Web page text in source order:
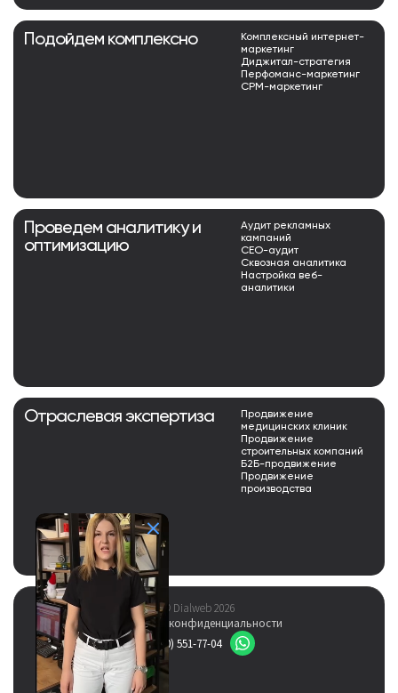
Подойдем комплексно
Комплексный интернет-
маркетинг
Диджитал-стратегия
Перфоманс-маркетинг
СРМ-маркетинг
Проведем аналитику и
оптимизацию
Аудит рекламных
кампаний
СЕО-аудит
Сквозная аналитика
Настройка веб-
аналитики
Отраслевая экспертиза
Продвижение
медицинских клиник
Продвижение
строительных компаний
Б2Б-продвижение
Продвижение
производства
© Dialweb 2026
Политика конфиденциальности
8 (800) 551-77-04